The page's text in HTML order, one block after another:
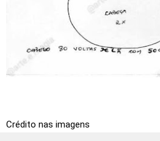
Crédito nas imagens